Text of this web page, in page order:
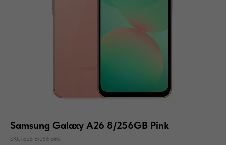
Samsung Galaxy A26 8/256GB Pink
SKU: a26 8/256 pink